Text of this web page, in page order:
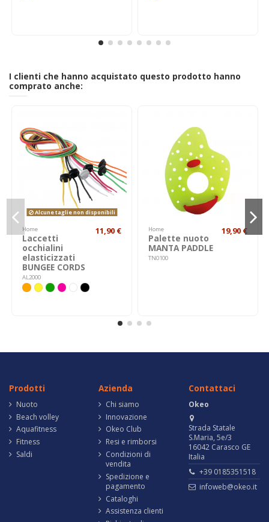
I clienti che hanno acquistato questo prodotto hanno
comprato anche:
Alcune taglie non disponibili
Home
Laccetti
occhialini
elasticizzati
BUNGEE CORDS
AL2000
11,90 € Home
Palette nuoto
MANTA PADDLE
TN0100
19,90 €
Prodotti
Nuoto
Beach volley
Aquafitness
Fitness
Saldi
Azienda
Chi siamo
Innovazione
Okeo Club
Resi e rimborsi
Condizioni di
vendita
Spedizione e
pagamento
Cataloghi
Assistenza clienti
Contattaci
Okeo
Strada Statale
S.Maria, 5e/3
16042 Carasco GE
Italia
+39 0185351518
infoweb@okeo.it